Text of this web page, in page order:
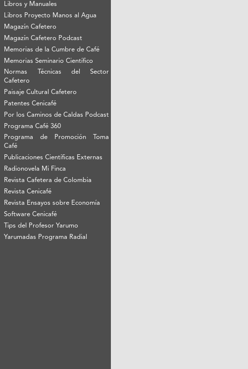
Libros y Manuales
Libros Proyecto Manos al Agua
Magazín Cafetero
Magazín Cafetero Podcast
Memorias de la Cumbre de Café
Memorias Seminario Científico
Normas Técnicas del Sector
Cafetero
Paisaje Cultural Cafetero
Patentes Cenicafé
Por los Caminos de Caldas Podcast
Programa Café 360
Programa de Promoción Toma
Café
Publicaciones Científicas Externas
Radionovela Mi Finca
Revista Cafetera de Colombia
Revista Cenicafé
Revista Ensayos sobre Economía
Software Cenicafé
Tips del Profesor Yarumo
Yarumadas Programa Radial